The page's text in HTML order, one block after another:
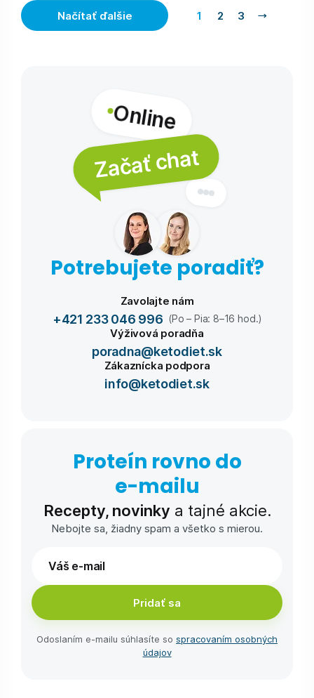
Načítať ďalšie 1 2 3
Online
Začať chat
Potrebujete poradiť?
Zavolajte nám
+421 233 046 996 (Po – Pia: 8–16 hod.)
Výživová poradňa
poradna@ketodiet.sk
Zákaznícka podpora
info@ketodiet.sk
Proteín rovno do
e-⁠mailu
Recepty, novinky a tajné akcie.
Nebojte sa, žiadny spam a všetko s mierou.
Pridať sa
Odoslaním e-⁠mailu súhlasíte so spracovaním osobných
údajov